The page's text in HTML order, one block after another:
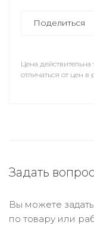
Поделиться
Цена
отличаться от цен
Задать вопрос
Вы можете
по товару или